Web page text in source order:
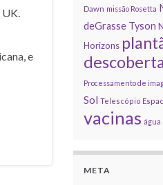
UK.
e
Dawn missão Rosetta
deGrasse Tyson
Horizons
Processamento de
Sol Telescópio
vacinas água
META